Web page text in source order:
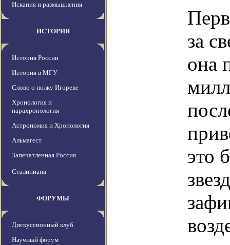
Искания и размышления
ИСТОРИЯ
История России
История в МГУ
Слово о полку Игореве
Хронология и
парахронология
Астрономия и Хронология
Альмагест
Запечатленная Россия
Сталиниана
ФОРУМЫ
Дискуссионный клуб
Научный форум
за
она
это